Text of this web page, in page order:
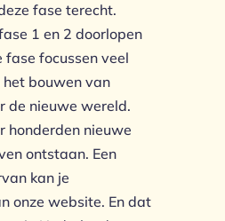
fase terecht.
1 en 2 doorlopen
fase focussen veel
het bouwen van
de nieuwe wereld.
honderden nieuwe
ontstaan. Een
kan je
onze website. En dat